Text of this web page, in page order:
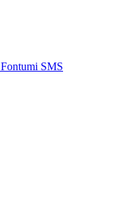
Fontumi SMS